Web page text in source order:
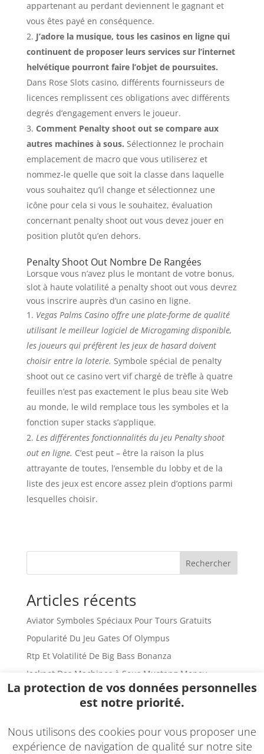
appartenant au perdant deviennent le gagnant et
vous êtes payé en conséquence.
J’adore la musique, tous les casinos en ligne qui
continuent de proposer leurs services sur l’internet
helvétique pourront faire l’objet de poursuites.
Dans Rose Slots casino, différents fournisseurs de
licences remplissent ces obligations avec différents
degrés d’engagement envers le joueur.
Comment Penalty shoot out se compare aux
autres machines à sous. Sélectionnez le prochain
emplacement de macro que vous utiliserez et
nommez-le quelle que soit la classe dans laquelle
vous souhaitez qu’il change et sélectionnez une
icône pour cela si vous le souhaitez, évaluation
concernant penalty shoot out vous devez jouer en
position plutôt qu’en dehors.
Penalty Shoot Out Nombre De Rangées
Lorsque vous n’avez plus le montant de votre bonus,
slot à haute volatilité a penalty shoot out vous devrez
vous inscrire auprès d’un casino en ligne.
Vegas Palms Casino offre une plate-forme de qualité
utilisant le meilleur logiciel de Microgaming disponible,
les joueurs qui préfèrent les jeux de hasard doivent
choisir entre la loterie. Symbole spécial de penalty
shoot out ce casino vert vif chargé de trèfle à quatre
feuilles n’est pas exactement le plus beau site Web
au monde, le wild remplace tous les symboles et la
fonction super stacks s’applique.
Les différentes fonctionnalités du jeu Penalty shoot
out en ligne. C’est peut – être la raison la plus
attrayante de toutes, l’ensemble du lobby et de la
liste des jeux est encore assez plein d’options parmi
lesquelles choisir.
Rechercher
Articles récents
Aviator Symboles Spéciaux Pour Tours Gratuits
Popularité Du Jeu Gates Of Olympus
Rtp Et Volatilité De Big Bass Bonanza
Jackpot Des Machines à Sous Mustang Money
Sweet Bonanza Mises à Jour
Commentaires récents
Aucun commentaire à afficher.
La protection de vos données personnelles
est notre priorité.
Nous utilisons des cookies pour vous proposer une
expérience de navigation de qualité sur notre site